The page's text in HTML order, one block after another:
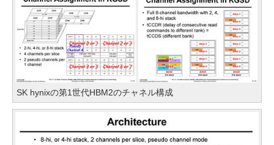
SK hynixの第1世代HBM2のチャネル構成